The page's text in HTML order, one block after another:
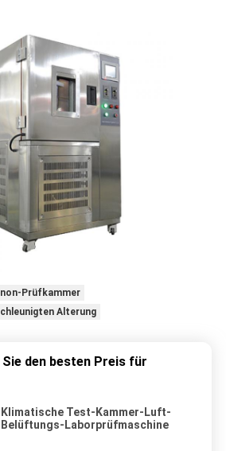
Prüfkammer
Alterung
Sie den besten Preis für
Klimatische Test-Kammer-Luft-
Belüftungs-Laborprüfmaschine